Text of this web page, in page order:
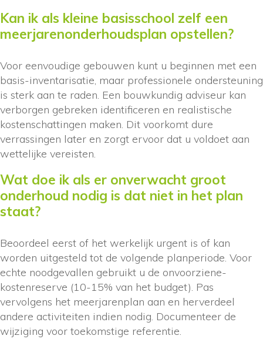
Kan ik als kleine basisschool zelf een
meerjarenonderhoudsplan opstellen?
Voor eenvoudige gebouwen kunt u beginnen met een
basis-inventarisatie, maar professionele ondersteuning
is sterk aan te raden. Een bouwkundig adviseur kan
verborgen gebreken identificeren en realistische
kostenschattingen maken. Dit voorkomt dure
verrassingen later en zorgt ervoor dat u voldoet aan
wettelijke vereisten.
Wat doe ik als er onverwacht groot
onderhoud nodig is dat niet in het plan
staat?
Beoordeel eerst of het werkelijk urgent is of kan
worden uitgesteld tot de volgende planperiode. Voor
echte noodgevallen gebruikt u de onvoorziene-
kostenreserve (10-15% van het budget). Pas
vervolgens het meerjarenplan aan en herverdeel
andere activiteiten indien nodig. Documenteer de
wijziging voor toekomstige referentie.